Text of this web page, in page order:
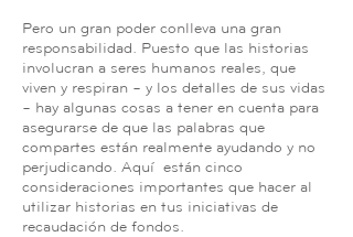
Pero un gran poder conlleva una gran
responsabilidad. Puesto que las historias
involucran a seres humanos reales, que
viven y respiran – y los detalles de sus vidas
– hay algunas cosas a tener en cuenta para
asegurarse de que las palabras que
compartes están realmente ayudando y no
perjudicando. Aquí están cinco
consideraciones importantes que hacer al
utilizar historias en tus iniciativas de
recaudación de fondos.